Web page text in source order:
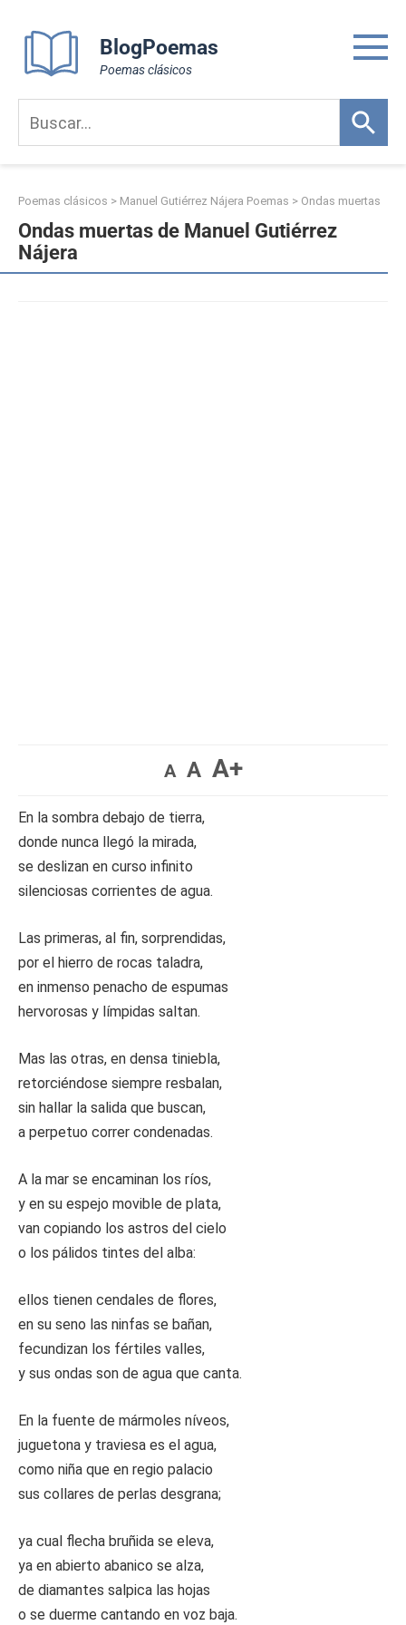
content
BlogPoemas
Poemas clásicos
Poemas clásicos > Manuel Gutiérrez Nájera Poemas > Ondas muertas
Ondas muertas de Manuel Gutiérrez
Nájera
A A A+
En la sombra debajo de tierra,
donde nunca llegó la mirada,
se deslizan en curso infinito
silenciosas corrientes de agua.
Las primeras, al fin, sorprendidas,
por el hierro de rocas taladra,
en inmenso penacho de espumas
hervorosas y límpidas saltan.
Mas las otras, en densa tiniebla,
retorciéndose siempre resbalan,
sin hallar la salida que buscan,
a perpetuo correr condenadas.
A la mar se encaminan los ríos,
y en su espejo movible de plata,
van copiando los astros del cielo
o los pálidos tintes del alba:
ellos tienen cendales de flores,
en su seno las ninfas se bañan,
fecundizan los fértiles valles,
y sus ondas son de agua que canta.
En la fuente de mármoles níveos,
juguetona y traviesa es el agua,
como niña que en regio palacio
sus collares de perlas desgrana;
ya cual flecha bruñida se eleva,
ya en abierto abanico se alza,
de diamantes salpica las hojas
o se duerme cantando en voz baja.